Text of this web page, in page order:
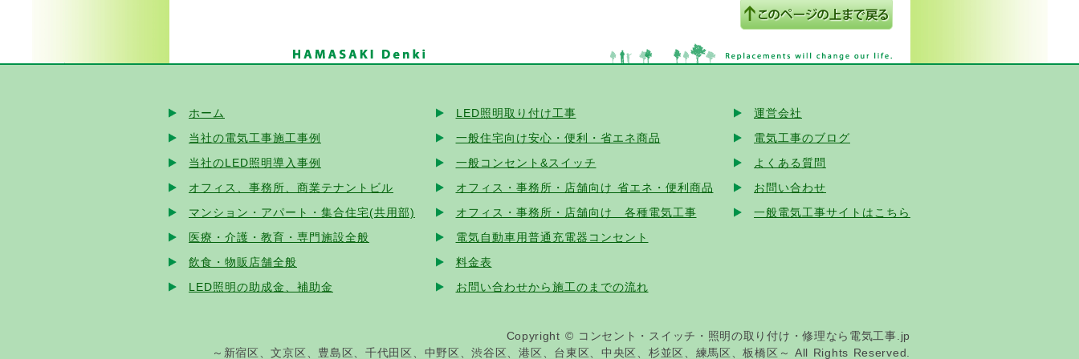
のページを一部更新、ブログの記事を追加しました
2017/01/15照明のページ（シーリング照明）に、ブログの記事を追加しました
2016/11/20一般住宅向け安心・便利・省エネ商品
のページにブログの記事を追加しまし
2016/10/31防犯対策おすすめシステムのページにブログの記事を追加しました
2016/09/28インターホン・防災、照明のページにブログの記事を追加しました
2016/08/31 パナソニックのエキスパート工事店と認定されました！
2016/07/20照明のページに、事例とブログの記事を追加しました
のページに、ブログの記事を追加しました
ホーム
当社の電気工事施工事例
当社のLED照明導入事例
オフィス、事務所、商業テナントビル
マンション・アパート・集合住宅(共用部)
医療・介護・教育・専門施設全般
飲食・物販店舗全般
LED照明の助成金、補助金
LED照明取り付け工事
一般住宅向け安心・便利・省エネ商品
一般コンセント&スイッチ
オフィス・事務所・店舗向け 省エネ・便利商品
オフィス・事務所・店舗向け 各種電気工事
電気自動車用普通充電器コンセント
料金表
お問い合わせから施工のまでの流れ
運営会社
電気工事のブログ
よくある質問
お問い合わせ
一般電気工事サイトはこちら
Copyright © コンセント・スイッチ・照明の取り付け・修理なら電気工事.jp
～新宿区、文京区、豊島区、千代田区、中野区、渋谷区、港区、台東区、中央区、杉並区、練馬区、板橋区～ All Rights Reserved.